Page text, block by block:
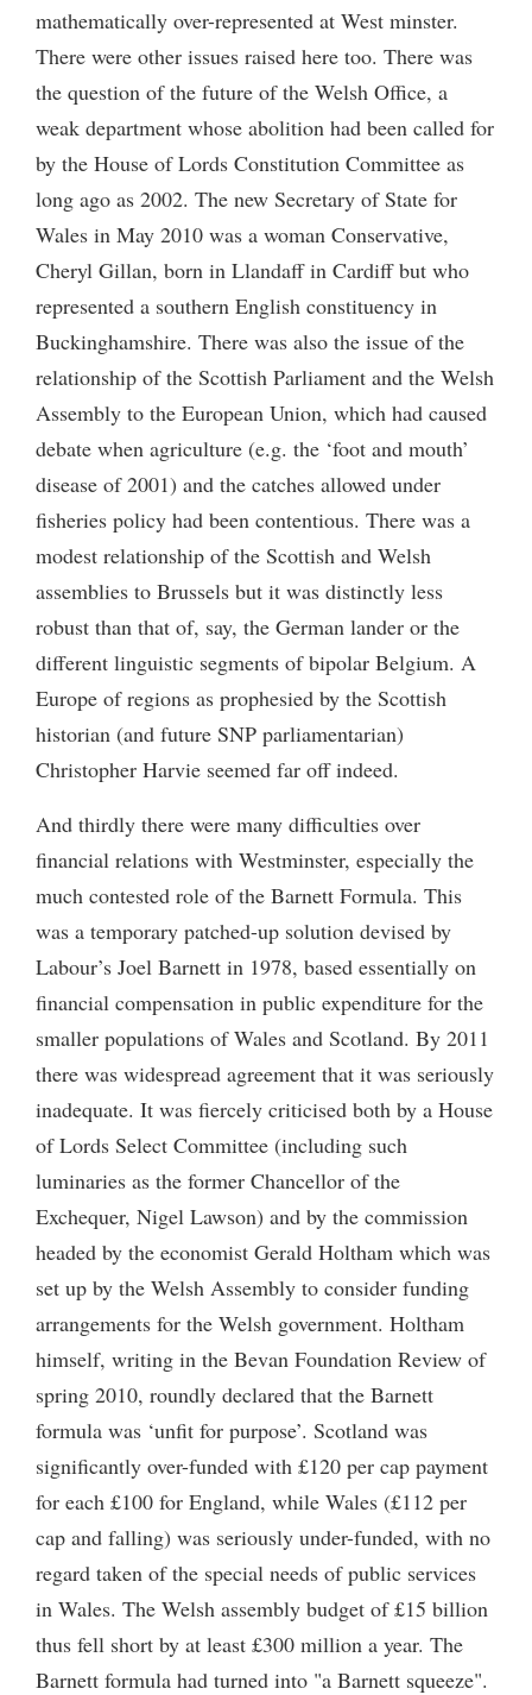
mathematically over-represented at West minster.
There were other issues raised here too. There was
the question of the future of the Welsh Office, a
weak department whose abolition had been called for
by the House of Lords Constitution Committee as
long ago as 2002. The new Secretary of State for
Wales in May 2010 was a woman Conservative,
Cheryl Gillan, born in Llandaff in Cardiff but who
represented a southern English constituency in
Buckinghamshire. There was also the issue of the
relationship of the Scottish Parliament and the Welsh
Assembly to the European Union, which had caused
debate when agriculture (e.g. the ‘foot and mouth’
disease of 2001) and the catches allowed under
fisheries policy had been contentious. There was a
modest relationship of the Scottish and Welsh
assemblies to Brussels but it was distinctly less
robust than that of, say, the German lander or the
different linguistic segments of bipolar Belgium. A
Europe of regions as prophesied by the Scottish
historian (and future SNP parliamentarian)
Christopher Harvie seemed far off indeed.
And thirdly there were many difficulties over
financial relations with Westminster, especially the
much contested role of the Barnett Formula. This
was a temporary patched-up solution devised by
Labour’s Joel Barnett in 1978, based essentially on
financial compensation in public expenditure for the
smaller populations of Wales and Scotland. By 2011
there was widespread agreement that it was seriously
inadequate. It was fiercely criticised both by a House
of Lords Select Committee (including such
luminaries as the former Chancellor of the
Exchequer, Nigel Lawson) and by the commission
headed by the economist Gerald Holtham which was
set up by the Welsh Assembly to consider funding
arrangements for the Welsh government. Holtham
himself, writing in the Bevan Foundation Review of
spring 2010, roundly declared that the Barnett
formula was ‘unfit for purpose’. Scotland was
significantly over-funded with £120 per cap payment
for each £100 for England, while Wales (£112 per
cap and falling) was seriously under-funded, with no
regard taken of the special needs of public services
in Wales. The Welsh assembly budget of £15 billion
thus fell short by at least £300 million a year. The
Barnett formula had turned into "a Barnett squeeze".